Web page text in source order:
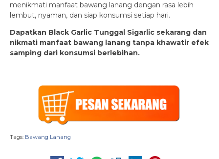
menikmati manfaat bawang lanang dengan rasa lebih
lembut, nyaman, dan siap konsumsi setiap hari.
Dapatkan Black Garlic Tunggal Sigarlic sekarang dan
nikmati manfaat bawang lanang tanpa khawatir efek
samping dari konsumsi berlebihan.
Tags: Bawang Lanang